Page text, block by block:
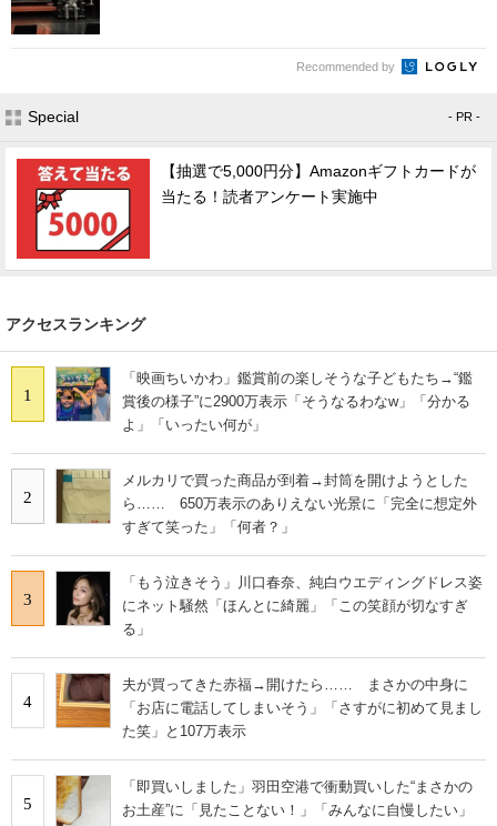
Recommended by
Special - PR -
【抽選で5,000円分】Amazonギフトカードが
当たる！読者アンケート実施中
アクセスランキング
1
「映画ちいかわ」鑑賞前の楽しそうな子どもたち→“鑑
賞後の様子”に2900万表示「そうなるわなw」「分かる
よ」「いったい何が」
2
メルカリで買った商品が到着→封筒を開けようとした
ら…… 650万表示のありえない光景に「完全に想定外
すぎて笑った」「何者？」
3
「もう泣きそう」川口春奈、純白ウエディングドレス姿
にネット騒然「ほんとに綺麗」「この笑顔が切なすぎ
る」
4
夫が買ってきた赤福→開けたら…… まさかの中身に
「お店に電話してしまいそう」「さすがに初めて見まし
た笑」と107万表示
5
「即買いしました」羽田空港で衝動買いした“まさかの
お土産”に「見たことない！」「みんなに自慢したい」